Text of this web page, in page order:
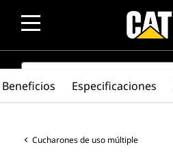
SEARCH
Cucharones de uso múltiple
Beneficios Especificaciones